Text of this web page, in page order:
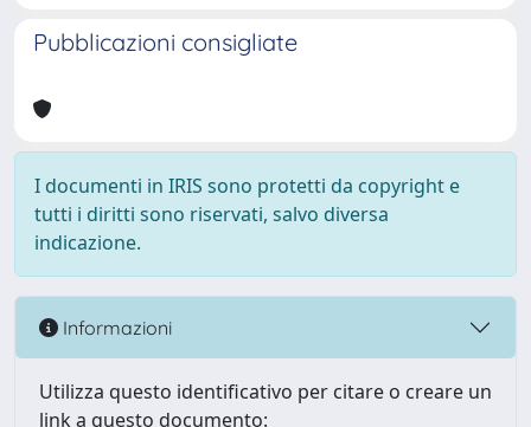
Pubblicazioni consigliate
I documenti in IRIS sono protetti da copyright e
tutti i diritti sono riservati, salvo diversa
indicazione.
Informazioni
Utilizza questo identificativo per citare o creare un
link a questo documento: